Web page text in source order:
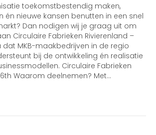
toekomstbestendig maken,
én nieuwe kansen benutten in een snel
Dan nodigen wij je graag uit om
Circulaire Fabrieken Rivierenland –
MKB-maakbedrijven in de regio
bij de ontwikkeling én realisatie
Circulaire Fabrieken
Waarom deelnemen? Met…